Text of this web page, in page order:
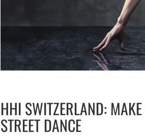
HHI SWITZERLAND:
STREET DANCE